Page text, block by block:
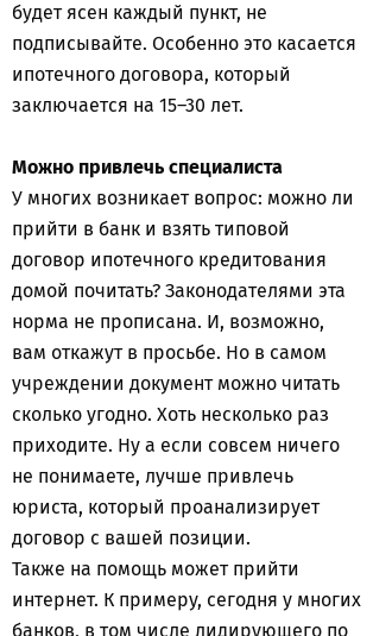
будет ясен каждый пункт, не
подписывайте. Особенно это касается
ипотечного договора, который
заключается на 15–30 лет.
Можно привлечь специалиста
У многих возникает вопрос: можно ли
прийти в банк и взять типовой
договор ипотечного кредитования
домой почитать? Законодателями эта
норма не прописана. И, возможно,
вам откажут в просьбе. Но в самом
учреждении документ можно читать
сколько угодно. Хоть несколько раз
приходите. Ну а если совсем ничего
не понимаете, лучше привлечь
юриста, который проанализирует
договор с вашей позиции.
Также на помощь может прийти
интернет. К примеру, сегодня у многих
банков, в том числе лидирующего по